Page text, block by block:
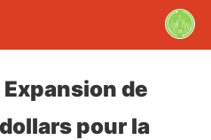
de
pour la